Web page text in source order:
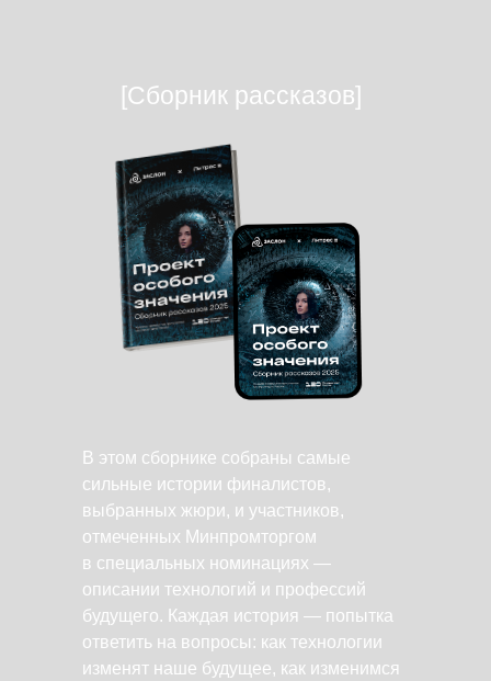
В этом сборнике собраны самые
сильные истории финалистов,
выбранных жюри, и участников,
отмеченных Минпромторгом
в специальных номинациях —
описании технологий и профессий
будущего. Каждая история — попытка
ответить на вопросы: как технологии
изменят наше будущее, как изменимся
[Сборник рассказов]